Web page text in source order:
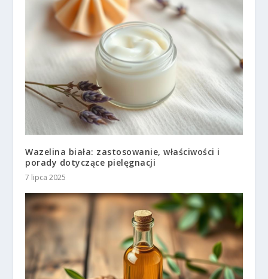
Wazelina biała: zastosowanie, właściwości i
porady dotyczące pielęgnacji
7 lipca 2025